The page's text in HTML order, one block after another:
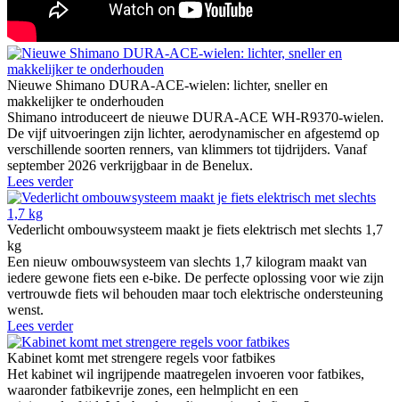
Nieuwe Shimano DURA-ACE-wielen: lichter, sneller en
makkelijker te onderhouden
Shimano introduceert de nieuwe DURA-ACE WH-R9370-wielen.
De vijf uitvoeringen zijn lichter, aerodynamischer en afgestemd op
verschillende soorten renners, van klimmers tot tijdrijders. Vanaf
september 2026 verkrijgbaar in de Benelux.
Lees verder
Vederlicht ombouwsysteem maakt je fiets elektrisch met slechts 1,7
kg
Een nieuw ombouwsysteem van slechts 1,7 kilogram maakt van
iedere gewone fiets een e-bike. De perfecte oplossing voor wie zijn
vertrouwde fiets wil behouden maar toch elektrische ondersteuning
wenst.
Lees verder
Kabinet komt met strengere regels voor fatbikes
Het kabinet wil ingrijpende maatregelen invoeren voor fatbikes,
waaronder fatbikevrije zones, een helmplicht en een